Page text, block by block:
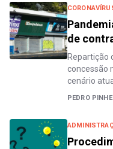
de
Repartição
concessão
cenário
PEDRO